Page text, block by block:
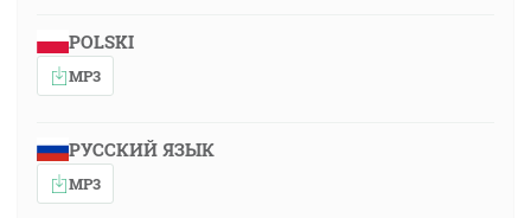
POLSKI
MP3
РУССКИЙ ЯЗЫК
MP3